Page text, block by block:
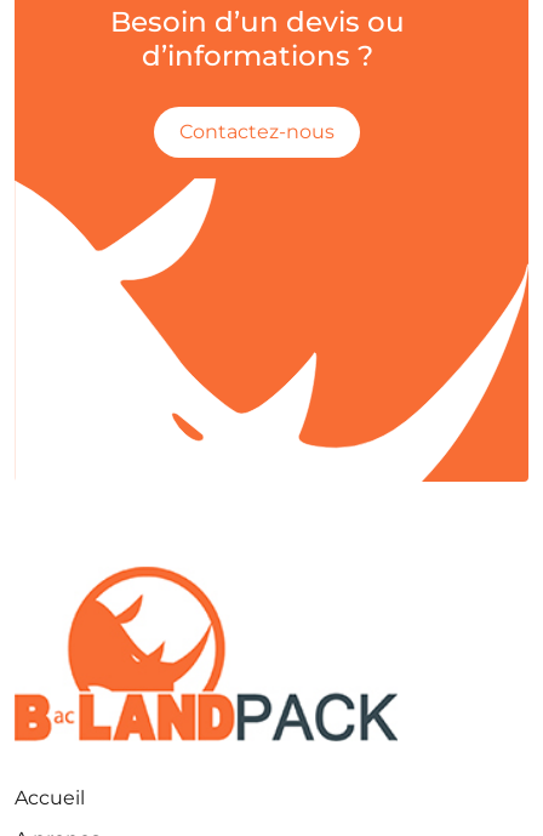
Besoin d’un devis ou
d’informations ?
Contactez-nous
Accueil